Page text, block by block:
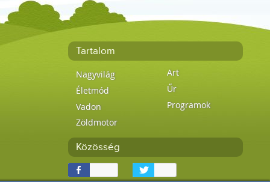
Tartalom
Nagyvilág
Életmód
Vadon
Zöldmotor
Art
Űr
Programok
Közösség